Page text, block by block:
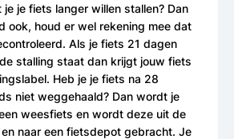
je fiets langer willen stallen? Dan
ook, houd er wel rekening mee dat
Als je fiets 21 dagen
stalling staat dan krijgt jouw fiets
Heb je je fiets na 28
niet weggehaald? Dan wordt je
weesfiets en wordt deze uit de
naar een fietsdepot gebracht. Je